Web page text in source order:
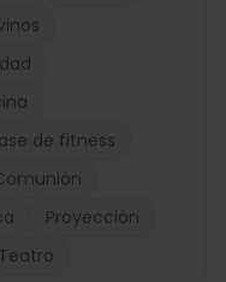
de fitness
Proyección
Teatro